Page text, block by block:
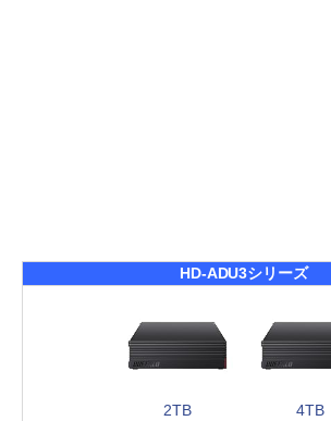
HD-ADU3シリーズ
2TB 4TB